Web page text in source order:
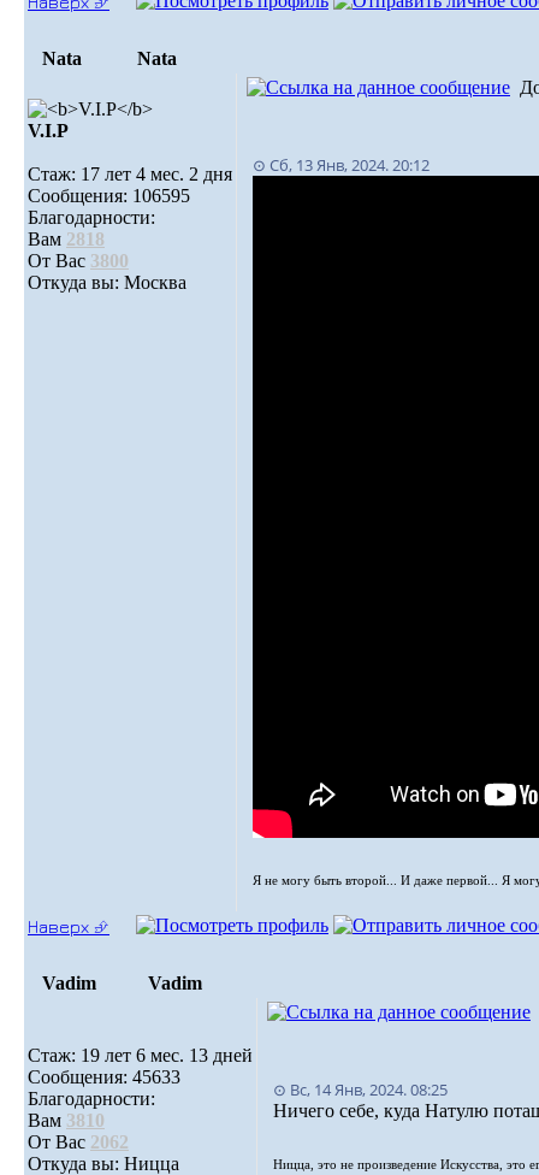
Nata Nata
V.I.Р
Стаж: 17 лет 4 мес. 2 дня
Сообщения: 106595
Благодарности:
Вам 2818
От Вас 3800
Откуда вы: Москва
⊙ Сб, 13 Янв, 2024. 20:12
Я не могу быть второй... И даже первой... Я
Наверх ⮵
Vadim Vadim
Стаж: 19 лет 6 мес. 13 дней
Сообщения: 45633
Благодарности:
Вам 3810
От Вас 2062
Откуда вы: Ницца
⊙ Вс, 14 Янв, 2024. 08:25
Ничего себе, куда Натулю
Ницца, это не произведение Искусства, это